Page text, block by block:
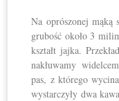
Na oprószonej mąką
grubość około 3
kształt jajka.
nakłuwamy
pas, z którego
wystarczyły dwa